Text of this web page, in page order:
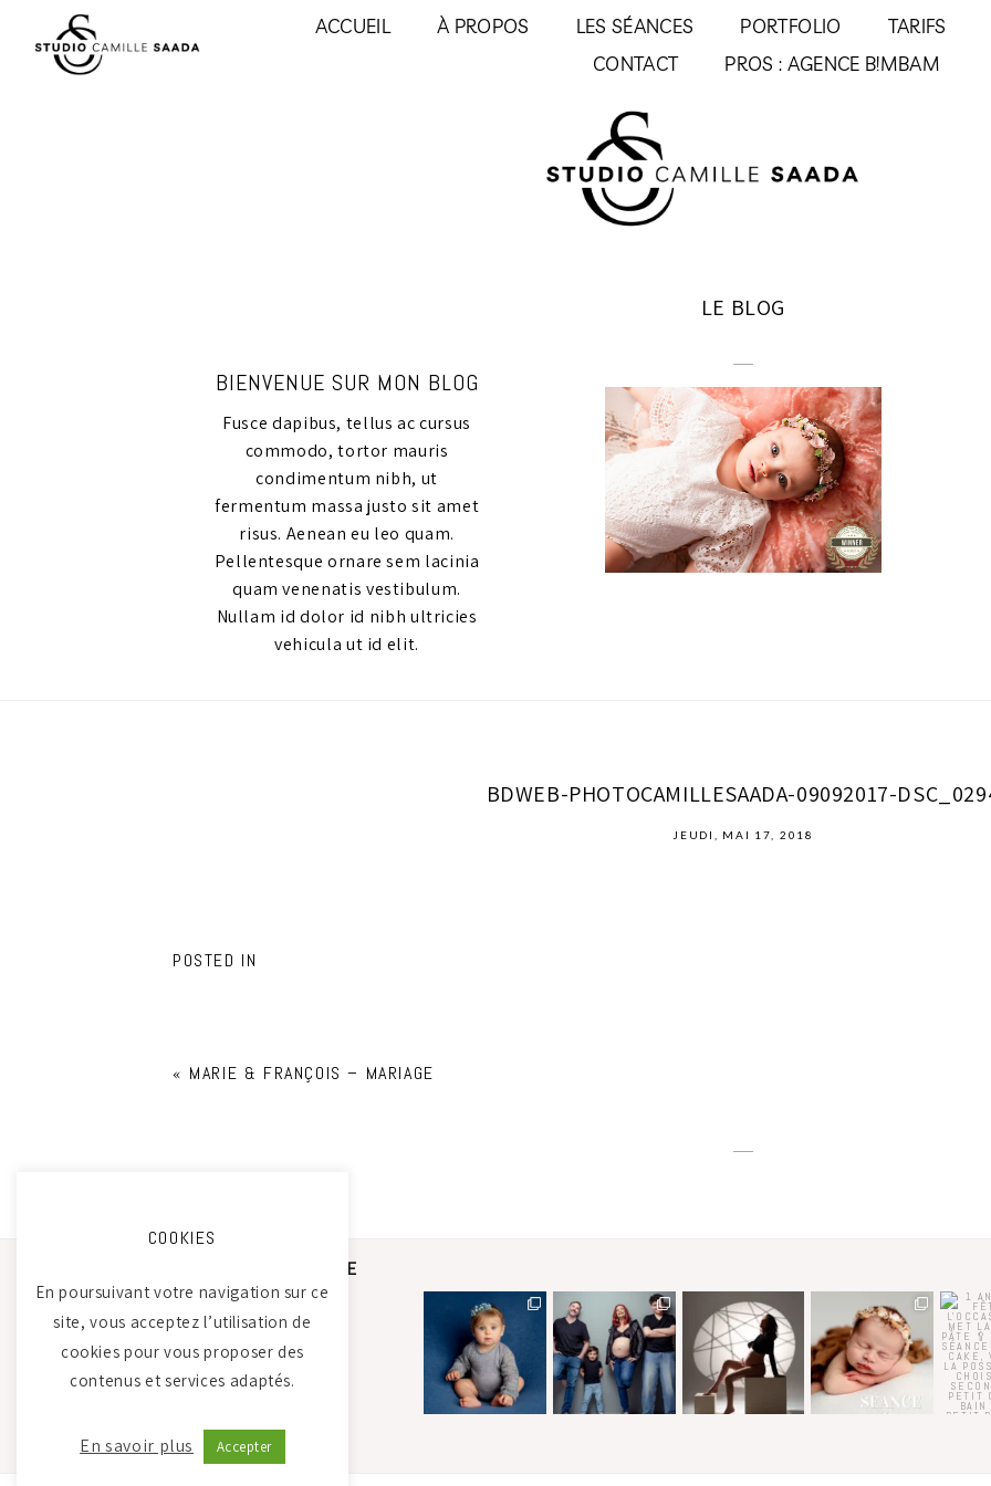
ACCUEIL À PROPOS LES SÉANCES PORTFOLIO TARIFS
CONTACT
PROS : AGENCE B!MBAM
BIENVENUE SUR MON BLOG
Fusce dapibus, tellus ac cursus
commodo, tortor mauris
condimentum nibh, ut
fermentum massa justo sit amet
risus. Aenean eu leo quam.
Pellentesque ornare sem lacinia
quam venenatis vestibulum.
Nullam id dolor id nibh ultricies
vehicula ut id elit.
LE BLOG
BDWEB-PHOTOCAMILLESAADA-09092017-
JEUDI, MAI 17, 2018
POSTED IN
« MARIE & FRANÇOIS – MARIAGE
STUDIO PHOTO CAMILLE
SAADA
Atelier Tierdam
121 La Baumondière
06 21 30 35 68
COOKIES
En poursuivant votre navigation sur ce
site, vous acceptez l’utilisation de
cookies pour vous proposer des
contenus et services adaptés.
En savoir plus Accepter